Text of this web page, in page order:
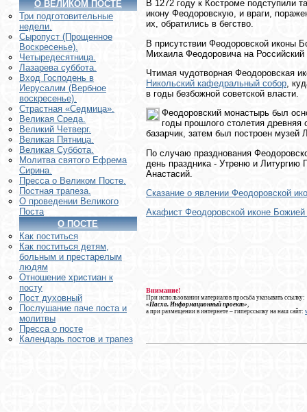
О ВЕЛИКОМ ПОСТЕ
Три подготовительные
недели.
Сыропуст (Прощенное
Воскресенье).
Четыредесятница.
Лазарева суббота.
Вход Господень в
Иерусалим (Вербное
воскресенье).
Страстная «Седмица».
Великая Среда.
Великий Четверг.
Великая Пятница.
Великая Суббота.
Молитва святого Ефрема
Сирина.
Пресса о Великом Посте.
Постная трапеза.
О проведении Великого
Поста
О ПОСТЕ
Как поститься
Как поститься детям,
больным и престарелым
людям
Отношение христиан к
посту
Пост духовный
Послушание паче поста и
молитвы
Пресса о посте
Календарь постов и трапез
В 1272 году к Костроме подступили
икону Феодоровскую, и враги,
их, обратились в бегство.
В присутствии Феодоровской иконы
Михаила Феодоровича на Российский
Чтимая чудотворная Феодоровская
Никольский кафедральный собор ,
в годы безбожной советской власти.
Феодоровский монастырь был
годы прошлого столетия
базарчик, затем был построен
По случаю празднования
день праздника - Утреню и Литургию
Анастасий.
Сказание о явлении Феодоровской
Акафист Феодоровской иконе
Внимание!
При использовании материалов просьба указывать ссылку:
«Пасха. Информационный проект»,
а при размещении в интернете – гиперссылку на наш сайт: